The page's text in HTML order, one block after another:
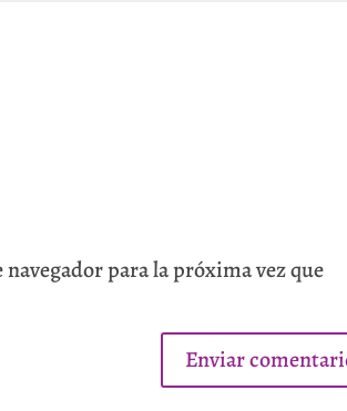
para la próxima vez que